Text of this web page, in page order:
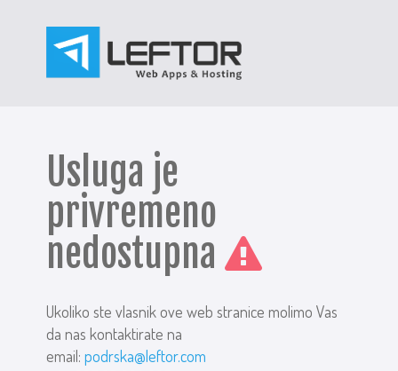
Usluga je
privremeno
nedostupna
Ukoliko ste vlasnik ove web stranice molimo Vas
da nas kontaktirate na
email:podrska@leftor.com